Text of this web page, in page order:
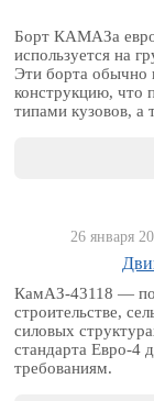
Борт КАМАЗа евро
используется на
Эти борта обычно
конструкцию, что
типами кузовов, а
26 января
КамАЗ‑43118 —
строительстве,
силовых
стандарта Евро‑4
требованиям.